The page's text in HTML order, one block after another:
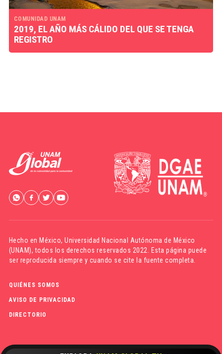
COMUNIDAD UNAM
2019, EL AÑO MÁS CÁLIDO DEL QUE SE TENGA
REGISTRO
Hecho en México,Universidad Nacional Autónoma de México
(UNAM), todos los derechos reservados 2022. Esta página puede
ser reproducida siempre y cuando se cite la fuente completa.
QUIÉNES SOMOS
AVISO DE PRIVACIDAD
DIRECTORIO